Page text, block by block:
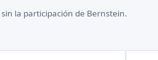
la participación de Bernstein.